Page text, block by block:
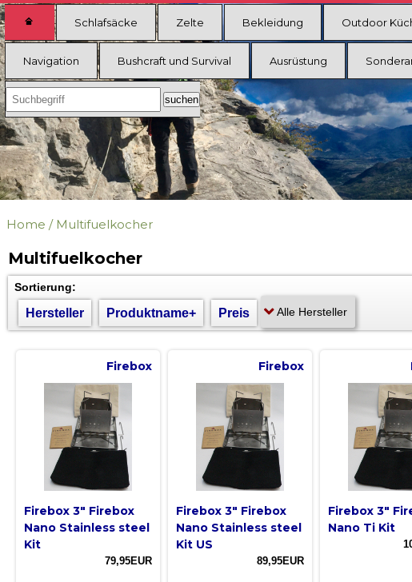
Schlafsäcke Zelte Bekleidung Outdoor
Navigation Bushcraft und Survival Ausrüstung
Home / Multifuelkocher
Multifuelkocher
Sortierung:
Hersteller Produktname+ Preis
Firebox
Firebox 3" Firebox
Nano Stainless steel
Kit
79,95EUR
Firebox
Firebox 3" Firebox
Nano Stainless steel
Kit US
89,95EUR
Firebox 3"
Nano Ti Kit